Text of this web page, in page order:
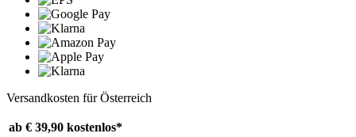
Versandkosten für Österreich
ab € 39,90 kostenlos*